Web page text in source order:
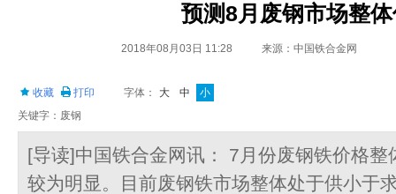
预测8月废钢市场整
2018年08月03日 11:28 来源：中国铁合金网
收藏 打印 字体： 大 中
小
关键字：废钢
[导读]中国铁合金网讯： 7月份废钢铁价格整
较为明显。目前废钢铁市场整体处于供小于